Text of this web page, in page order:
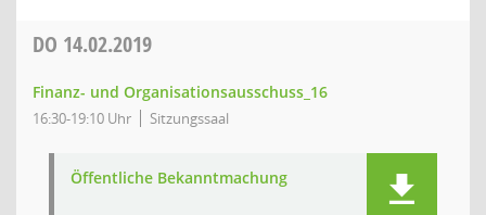
DO 14.02.2019
Finanz- und Organisationsausschuss_16
16:30-19:10 Uhr Sitzungssaal
Öffentliche Bekanntmachung